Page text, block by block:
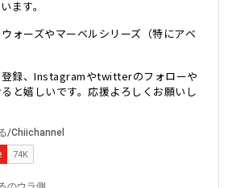
ます。
ォーズやマーベルシリーズ（特にアベ
登録、Instagramやtwitterのフォローや
と嬉しいです。応援よろしくお願いし